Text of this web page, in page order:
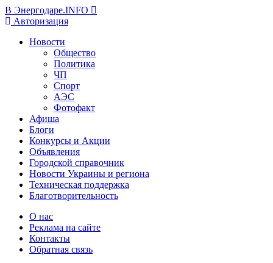
В Энергодаре.INFO
Авторизация
Новости
Общество
Политика
ЧП
Спорт
АЭС
Фотофакт
Афиша
Блоги
Конкурсы и Акции
Объявления
Городской справочник
Новости Украины и региона
Техническая поддержка
Благотворительность
О нас
Реклама на сайте
Контакты
Обратная связь